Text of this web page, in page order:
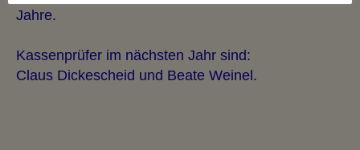
Jahre.
Kassenprüfer im nächsten Jahr sind:
Claus Dickescheid und Beate Weinel.